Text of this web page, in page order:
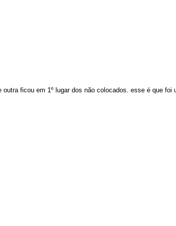
ficou em 1º lugar dos não colocados. esse é que foi